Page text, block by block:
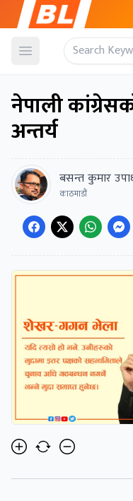
Open menu
नेपाली
अन्तर्य
बसन्त कुमार
काठमाडौं